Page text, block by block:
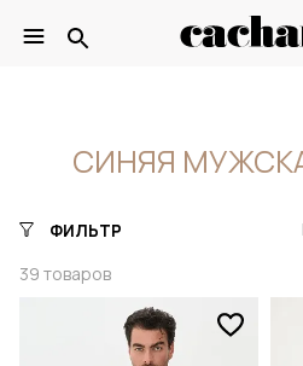
СИНЯЯ
ФИЛЬТР
39 товаров